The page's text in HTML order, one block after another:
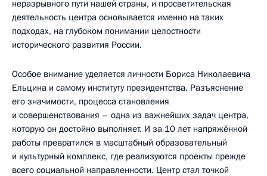
неразрывного пути нашей страны, и просветительская
деятельность центра основывается именно на таких
подходах, на глубоком понимании целостности
исторического развития России.
Особое внимание уделяется личности Бориса Николаевича
Ельцина и самому институту президентства. Разъяснение
его значимости, процесса становления
и совершенствования – одна из важнейших задач центра,
которую он достойно выполняет. И за 10 лет напряжённой
работы превратился в масштабный образовательный
и культурный комплекс, где реализуются проекты прежде
всего социальной направленности. Центр стал точкой